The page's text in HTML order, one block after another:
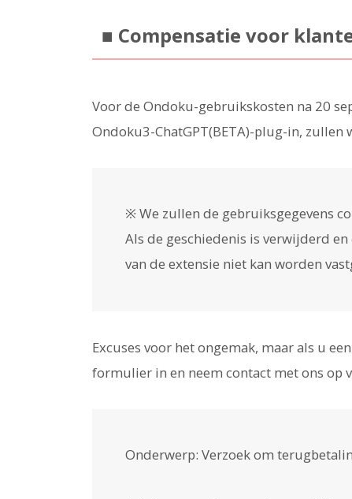
■ Compensatie voor
Voor de Ondoku-gebruikskosten na 20
Ondoku3-ChatGPT(BETA)-plug-in,
※ We zullen de gebruiksgegevens
Als de geschiedenis is verwijderd
van de extensie niet kan worden
Excuses voor het ongemak, maar als u
formulier in en neem contact met ons op
Onderwerp: Verzoek om